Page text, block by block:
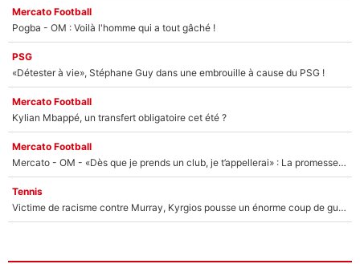
Mercato Football
Pogba - OM : Voilà l'homme qui a tout gâché !
PSG
«Détester à vie», Stéphane Guy dans une embrouille à cause du PSG !
Mercato Football
Kylian Mbappé, un transfert obligatoire cet été ?
Mercato Football
Mercato - OM - «Dès que je prends un club, je t’appellerai» : La promesse de Marcelino au moment de claquer la porte
Tennis
Victime de racisme contre Murray, Kyrgios pousse un énorme coup de gueule !